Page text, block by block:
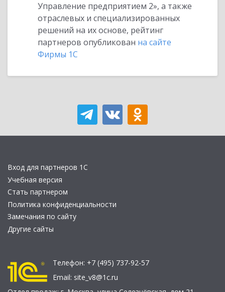
Управление предприятием 2», а также
отраслевых и специализированных
решений на их основе, рейтинг
партнеров опубликован на сайте
Фирмы 1С
Вход для партнеров 1С
Учебная версия
Стать партнером
Политика конфиденциальности
Замечания по сайту
Другие сайты
Телефон: +7 (495) 737-92-57
Email: site_v8@1c.ru